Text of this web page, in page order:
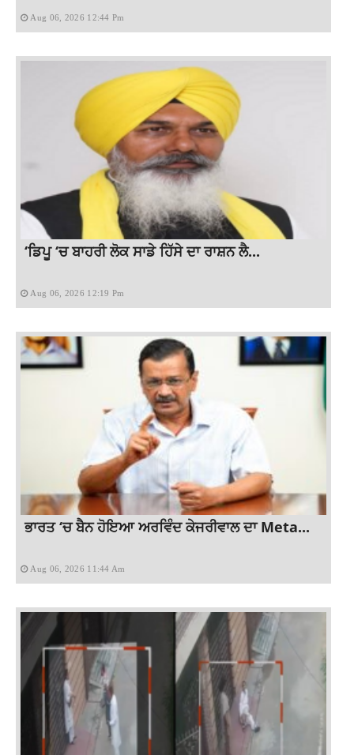
Aug 06, 2026 12:44 Pm
‘ਡਿਪੂ ‘ਚ ਬਾਹਰੀ ਲੋਕ ਸਾਡੇ ਹਿੱਸੇ ਦਾ ਰਾਸ਼ਨ ਲੈ...
Aug 06, 2026 12:19 Pm
ਭਾਰਤ ‘ਚ ਬੈਨ ਹੋਇਆ ਅਰਵਿੰਦ ਕੇਜਰੀਵਾਲ ਦਾ Meta...
Aug 06, 2026 11:44 Am